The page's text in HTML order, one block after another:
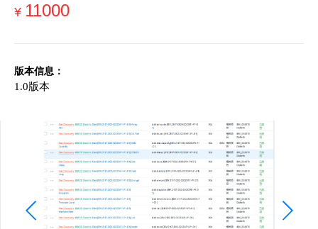
¥ 11000
版本信息：
1.0版本